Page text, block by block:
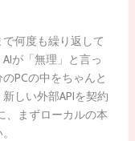
何度も繰り返して
が「無理」と言っ
PCの中をちゃんと
しい外部APIを契約
、まずローカルの本